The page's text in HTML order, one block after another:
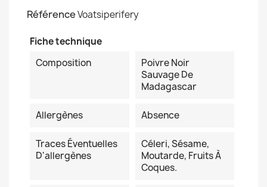
RéférenceVoatsiperifery
Fiche technique
Composition
Poivre Noir
Sauvage De
Madagascar
Allergènes Absence
Traces Éventuelles
D'allergènes
Céleri, Sésame,
Moutarde, Fruits À
Coques.